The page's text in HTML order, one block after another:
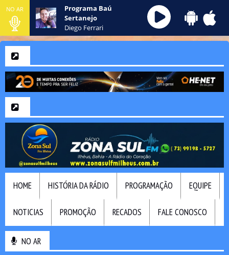
NO AR
Programa Baú
Sertanejo
Diego Ferrari
HOME HISTÓRIA DA RÁDIO PROGRAMAÇÃO EQUIPE
NOTICIAS PROMOÇÃO RECADOS FALE CONOSCO
NO AR